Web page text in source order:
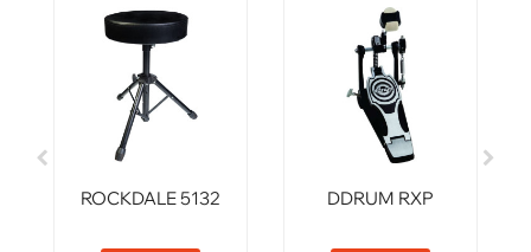
ROCKDALE 5132 DDRUM RXP